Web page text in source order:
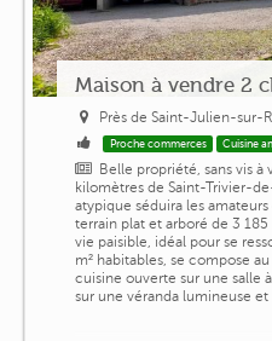
Maison à vendre 2
Près de Saint-Julien-sur-
Proche commerces Cuisine
Belle propriété, sans vis à
kilomètres de Saint-Trivier-
atypique séduira les
terrain plat et arboré de 3
vie paisible, idéal pour se
m² habitables, se compose
cuisine ouverte sur une salle
sur une véranda lumineuse et